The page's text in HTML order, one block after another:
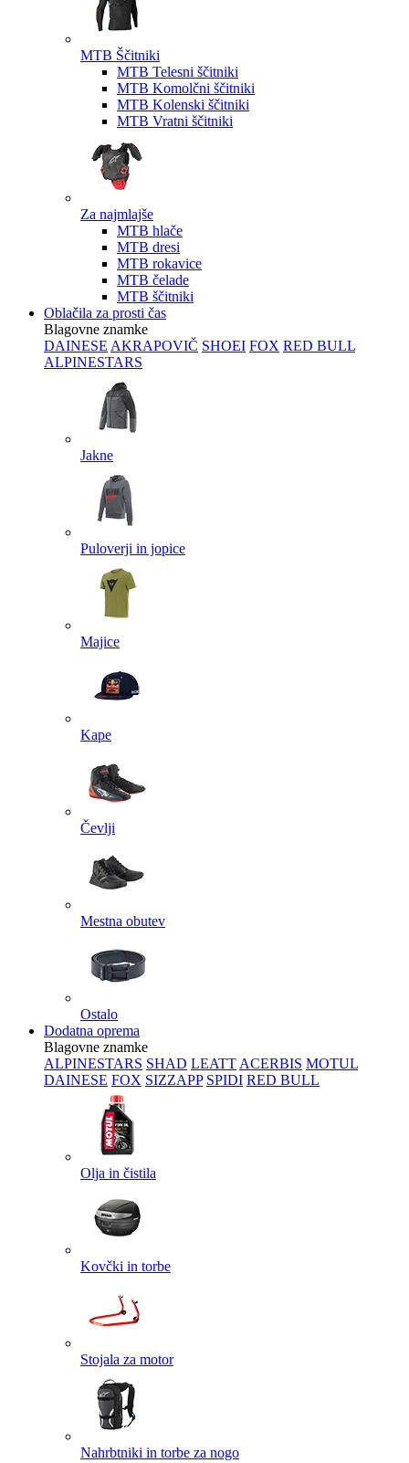
MTB Ščitniki
MTB Telesni ščitniki
MTB Komolčni ščitniki
MTB Kolenski ščitniki
MTB Vratni ščitniki
Za najmlajše
MTB hlače
MTB dresi
MTB rokavice
MTB čelade
MTB ščitniki
Oblačila za prosti čas
Blagovne znamke
DAINESE AKRAPOVIČ SHOEI FOX RED BULL
ALPINESTARS
Jakne
Puloverji in jopice
Majice
Kape
Čevlji
Mestna obutev
Ostalo
Dodatna oprema
Blagovne znamke
ALPINESTARS SHAD LEATT ACERBIS MOTUL
DAINESE FOX SIZZAPP SPIDI RED BULL
Olja in čistila
Kovčki in torbe
Stojala za motor
Nahrbtniki in torbe za nogo